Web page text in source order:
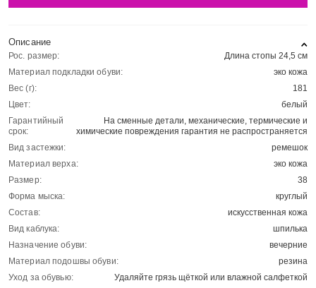
Описание
Рос. размер:
Длина стопы 24,5 см
Материал подкладки обуви:
эко кожа
Вес (г):
181
Цвет:
белый
Гарантийный
срок:
На сменные детали, механические, термические и
химические повреждения гарантия не распространяется
Вид застежки:
ремешок
Материал верха:
эко кожа
Размер:
38
Форма мыска:
круглый
Состав:
искусственная кожа
Вид каблука:
шпилька
Назначение обуви:
вечерние
Материал подошвы обуви:
резина
Уход за обувью:
Удаляйте грязь щёткой или влажной салфеткой